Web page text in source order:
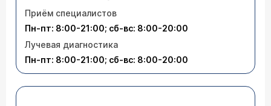
Приём специалистов
Пн-пт: 8:00-21:00; сб-вс: 8:00-20:00
Лучевая диагностика
Пн-пт: 8:00-21:00; сб-вс: 8:00-20:00